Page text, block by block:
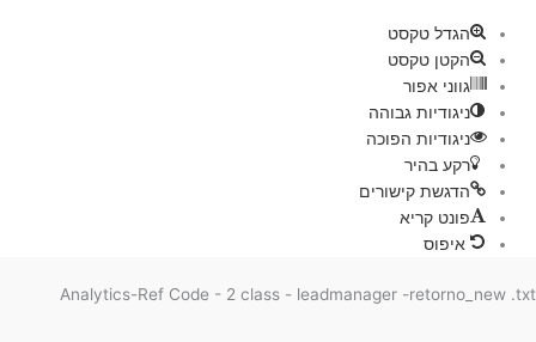
הגדל טקסט
הקטן טקסט
גווני אפור
ניגודיות גבוהה
ניגודיות הפוכה
רקע בהיר
הדגשת קישורים
פונט קריא
איפוס
Analytics-Ref Code - 2 class - leadmanager -